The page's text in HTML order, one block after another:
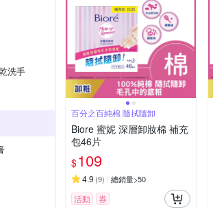
洗手
百分之百純棉 隨拭隨卸
Biore 蜜妮 深層卸妝棉 補充
包46片
$109
4.9 (9) 總銷量>50
活動 券